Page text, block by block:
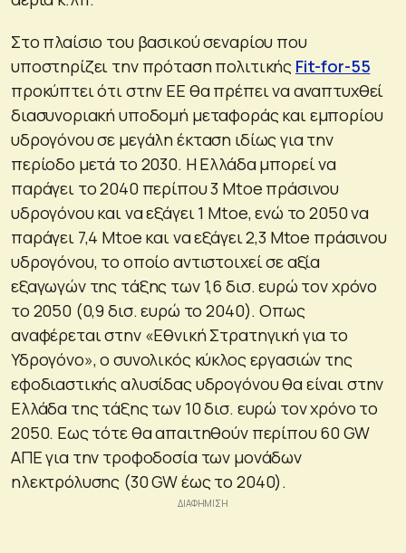
Στο πλαίσιο του βασικού σεναρίου που
υποστηρίζει την πρόταση πολιτικής Fit-for-55
προκύπτει ότι στην ΕΕ θα πρέπει να αναπτυχθεί
διασυνοριακή υποδομή μεταφοράς και εμπορίου
υδρογόνου σε μεγάλη έκταση ιδίως για την
περίοδο μετά το 2030. Η Ελλάδα μπορεί να
παράγει το 2040 περίπου 3 Mtoe πράσινου
υδρογόνου και να εξάγει 1 Mtoe, ενώ το 2050 να
παράγει 7,4 Mtoe και να εξάγει 2,3 Mtoe πράσινου
υδρογόνου, το οποίο αντιστοιχεί σε αξία
εξαγωγών της τάξης των 1,6 δισ. ευρώ τον χρόνο
το 2050 (0,9 δισ. ευρώ το 2040). Οπως
αναφέρεται στην «Εθνική Στρατηγική για το
Υδρογόνο», ο συνολικός κύκλος εργασιών της
εφοδιαστικής αλυσίδας υδρογόνου θα είναι στην
Ελλάδα της τάξης των 10 δισ. ευρώ τον χρόνο το
2050. Εως τότε θα απαιτηθούν περίπου 60 GW
ΑΠΕ για την τροφοδοσία των μονάδων
ηλεκτρόλυσης (30 GW έως το 2040).